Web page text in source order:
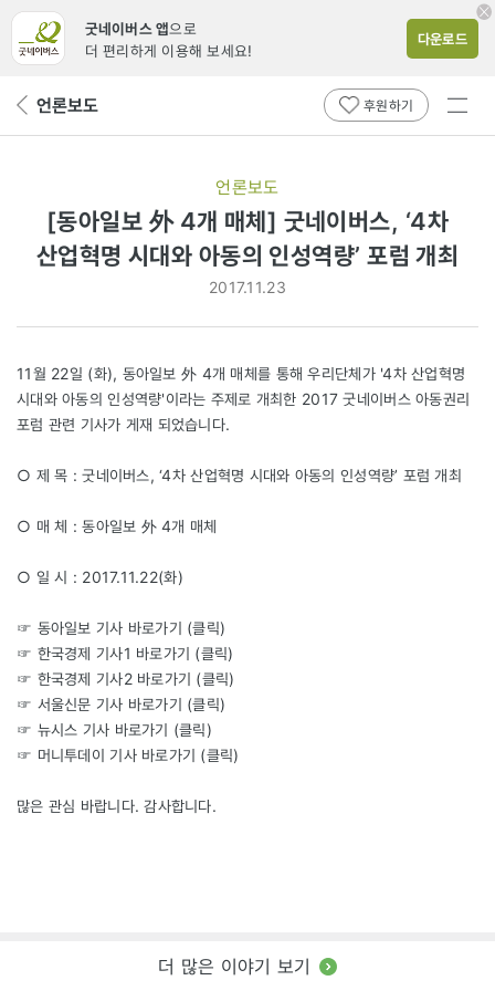
굿네이버스 앱으로
더 편리하게 이용해 보세요!
다운로드
뒤 언론보도 후원하기
전체
언론보도
[동아일보 外 4개 매체] 굿네이버스, ‘4차
산업혁명 시대와 아동의 인성역량’ 포럼 개최
2017.11.23
11월 22일 (화), 동아일보 外 4개 매체를 통해 우리단체가 '4차 산업혁명
시대와 아동의 인성역량'이라는 주제로 개최한 2017 굿네이버스 아동권리
포럼 관련 기사가 게재 되었습니다.
○ 제 목 : 굿네이버스, ‘4차 산업혁명 시대와 아동의 인성역량’ 포럼 개최
○ 매 체 : 동아일보 外 4개 매체
○ 일 시 : 2017.11.22(화)
☞ 동아일보 기사 바로가기 (클릭)
☞ 한국경제 기사1 바로가기 (클릭)
☞ 한국경제 기사2 바로가기 (클릭)
☞ 서울신문 기사 바로가기 (클릭)
☞ 뉴시스 기사 바로가기 (클릭)
☞ 머니투데이 기사 바로가기 (클릭)
많은 관심 바랍니다. 감사합니다.
더 많은 이야기 보기